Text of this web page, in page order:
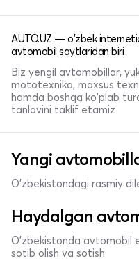
AUTO.UZ — o'zbek
avtomobil saytlaridan biri
Biz yengil avtomobillar,
mototexnika, maxsus
hamda boshqa ko'plab
tanlovini taklif etamiz
Yangi
O'zbekistondagi rasmiy
Haydalgan
O'zbekistonda avtomobil
sotib olish va sotish